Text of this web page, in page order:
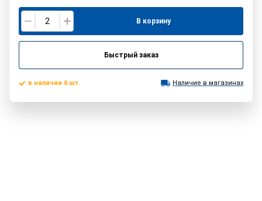
В корзину
Быстрый заказ
в наличии 6 шт. Наличие в магазинах